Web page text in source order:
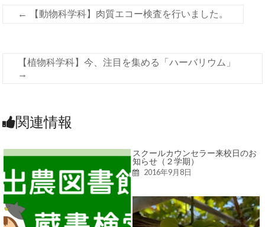
← 【動物科学科】肉質エコー検査を行いました。
【植物科学科】今、注目を集める「ハーバリウム」
→
関連情報
スクールカウンセラー来校日のお
知らせ（２学期）
2016年9月8日